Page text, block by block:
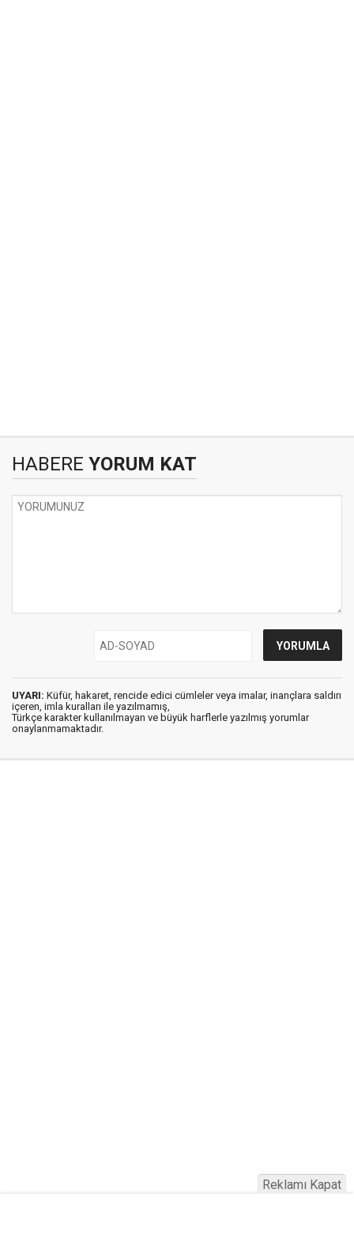
HABERE YORUM KAT
UYARI: Küfür, hakaret, rencide edici cümleler veya imalar, inançlara saldırı
içeren, imla kuralları ile yazılmamış,
Türkçe karakter kullanılmayan ve büyük harflerle yazılmış yorumlar
onaylanmamaktadır.
Reklamı Kapat